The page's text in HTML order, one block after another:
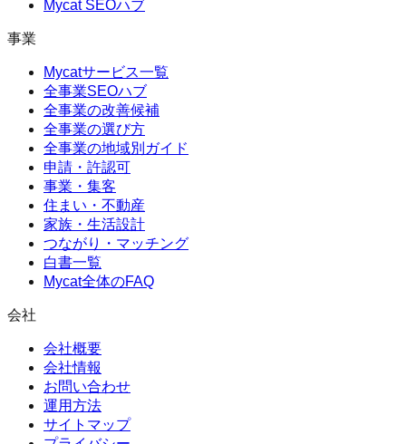
Mycat SEOハブ
事業
Mycatサービス一覧
全事業SEOハブ
全事業の改善候補
全事業の選び方
全事業の地域別ガイド
申請・許認可
事業・集客
住まい・不動産
家族・生活設計
つながり・マッチング
白書一覧
Mycat全体のFAQ
会社
会社概要
会社情報
お問い合わせ
運用方法
サイトマップ